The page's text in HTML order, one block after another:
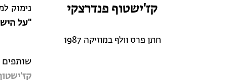
קז'ישטוף פנדרצקי
חתן פרס וולף במוזיקה 1987
נימוק
"על
שותפים